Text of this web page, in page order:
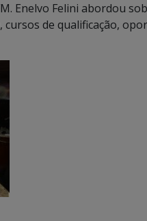
Enelvo Felini abordou
cursos de qualificação,